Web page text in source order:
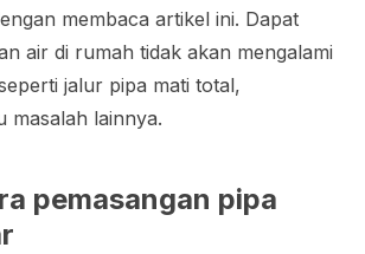
membaca artikel ini. Dapat
air di rumah tidak akan mengalami
jalur pipa mati total,
masalah lainnya.
pemasangan pipa